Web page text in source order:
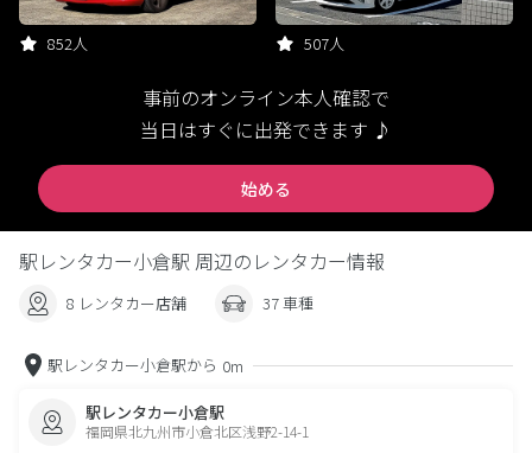
852人 507人
事前のオンライン本人確認で
当日はすぐに出発できます ♪
始める
駅レンタカー小倉駅 周辺のレンタカー情報
8 レンタカー店舗 37 車種
駅レンタカー小倉駅から 0m
駅レンタカー小倉駅
福岡県北九州市小倉北区浅野2-14-1